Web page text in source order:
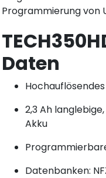
Programmierung von
Daten
2,3 Ah
Akku
Datenbanken: